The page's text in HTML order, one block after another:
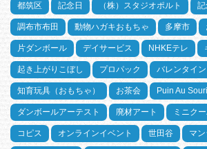
都筑区 記念日 （株）スタジオポルト
調布市布田 動物ハガキおもちゃ 多摩市
片ダンボール デイサービス NHKEテレ
起き上がりこぼし プロパック バレンタイン
知育玩具（おもちゃ） お茶会 Puin Au
ダンボールアーテスト 廃材アート ミニク
コピス オンラインイベント 世田谷 マ